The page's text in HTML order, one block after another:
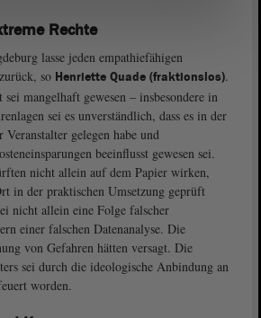
Rechte
lasse jeden empathiefähigen
so Henriette Quade (fraktionslos).
sei mangelhaft gewesen – insbesondere in
sei es unverständlich, dass es in der
gelegen habe und
beeinflusst gewesen sei.
nicht allein auf dem Papier wirken,
in der praktischen Umsetzung geprüft
nicht allein eine Folge falscher
einer falschen Datenanalyse. Die
von Gefahren hätten versagt. Die
sei durch die ideologische Anbindung an
worden.